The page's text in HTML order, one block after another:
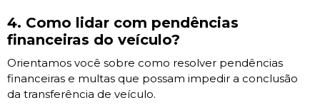
4. Como lidar com pendências
financeiras do veículo?
Orientamos você sobre como resolver pendências
financeiras e multas que possam impedir a conclusão
da transferência de veículo.